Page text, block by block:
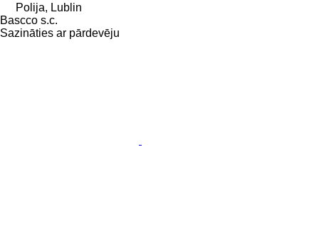
Polija, Lublin
Bascco s.c.
Sazināties ar pārdevēju